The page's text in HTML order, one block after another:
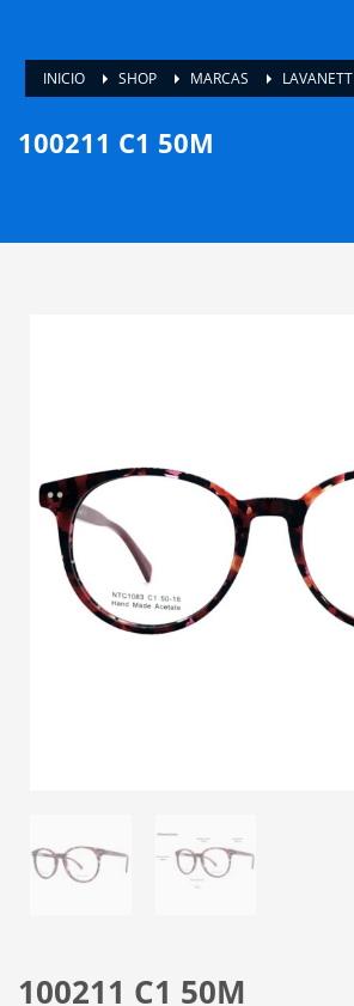
INICIO SHOP MARCAS LAVANETT
100211 C1 50M
100211 C1 50M